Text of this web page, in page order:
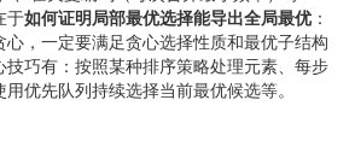
于如何证明局部最优选择能导出全局最优 ：
，一定要满足贪心选择性质和最优子结构
技巧有：按照某种排序策略处理元素、每步
优先队列持续选择当前最优候选等。